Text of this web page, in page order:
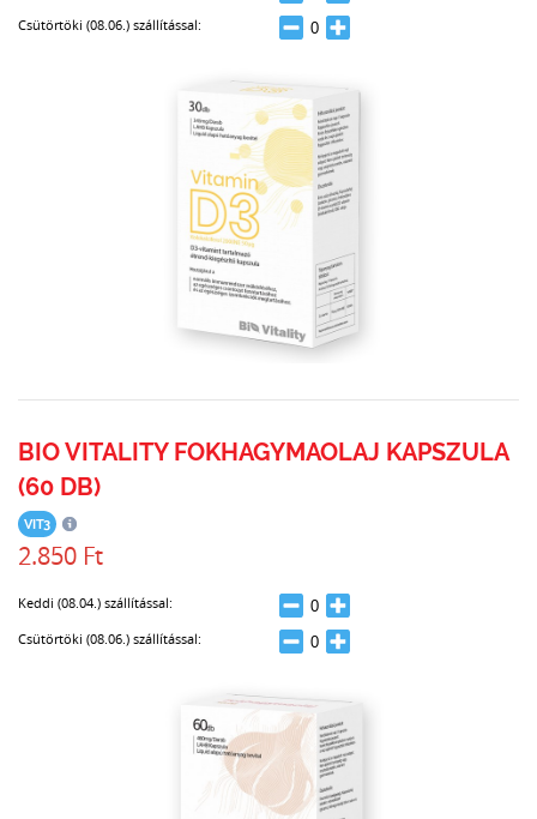
Csütörtöki (08.06.) szállítással:
BIO VITALITY FOKHAGYMAOLAJ KAPSZULA
(60 DB)
VIT3
2.850 Ft
Keddi (08.04.) szállítással:
Csütörtöki (08.06.) szállítással: